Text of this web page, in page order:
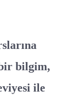
bilgim,
ile